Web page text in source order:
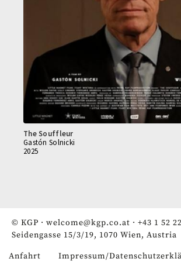
The Souffleur
Gastón Solnicki
2025
© KGP · welcome@kgp.co.at · +43 1 52
Seidengasse 15/3/19, 1070 Wien, Austria
Anfahrt Impressum/